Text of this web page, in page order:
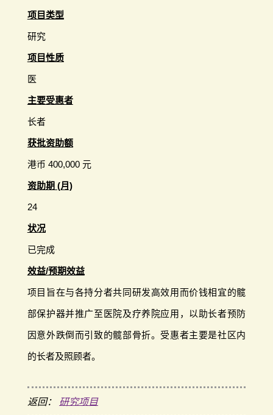
项目类型
研究
项目性质
医
主要受惠者
长者
获批资助额
港币 400,000 元
资助期 (月)
24
状况
已完成
效益/预期效益
项目旨在与各持分者共同研发高效用而价钱相宜的髋
部保护器并推广至医院及疗养院应用，以助长者预防
因意外跌倒而引致的髋部骨折。受惠者主要是社区内
的长者及照顾者。
返回： 研究项目